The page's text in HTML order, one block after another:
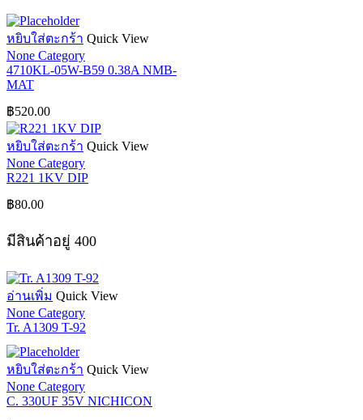
หยิบใส่ตะกร้า Quick View
None Category
4710KL-05W-B59 0.38A NMB-
MAT
฿520.00
หยิบใส่ตะกร้า Quick View
None Category
R221 1KV DIP
฿80.00
มีสินค้าอยู่ 400
อ่านเพิ่ม Quick View
None Category
Tr. A1309 T-92
หยิบใส่ตะกร้า Quick View
None Category
C. 330UF 35V NICHICON